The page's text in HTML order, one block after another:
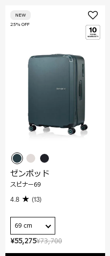
¥73,700
¥55,275
25% OFF
NEW
ゼンポッド
スピナー69
4.8 (13)
69 cm